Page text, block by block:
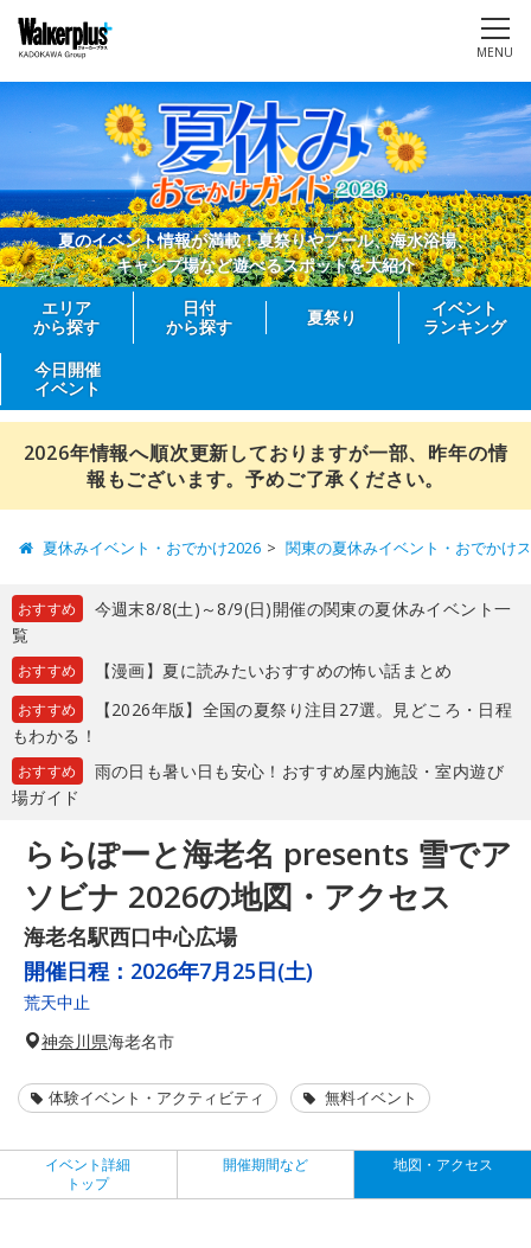
MENU
夏のイベント情報が満載！夏祭りやプール、海水浴場、
キャンプ場など遊べるスポットを大紹介
エリア
から探す
日付
から探す
夏祭り
イベント
ランキング
今日開催
イベント
2026年情報へ順次更新しておりますが一部、昨年の情
報もございます。予めご了承ください。
夏休みイベント・おでかけ2026 関東の夏休みイベント・おでかけ
おすすめ
今週末8/8(土)～8/9(日)開催の関東の夏休みイベント一
覧
おすすめ 【漫画】夏に読みたいおすすめの怖い話まとめ
おすすめ
【2026年版】全国の夏祭り注目27選。見どころ・日程
もわかる！
おすすめ
雨の日も暑い日も安心！おすすめ屋内施設・室内遊び
場ガイド
ららぽーと海老名 presents 雪でア
ソビナ 2026の地図・アクセス
海老名駅西口中心広場
開催日程： 2026年7月25日(土)
荒天中止
神奈川県海老名市
体験イベント・アクティビティ 無料イベント
イベント詳細
トップ
開催期間など 地図・アクセス